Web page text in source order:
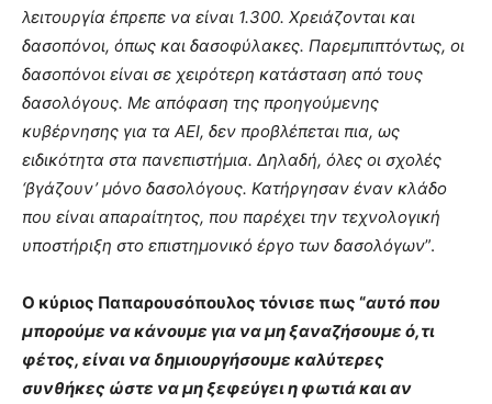
λειτουργία έπρεπε να είναι 1.300. Χρειάζονται και
δασοπόνοι, όπως και δασοφύλακες. Παρεμπιπτόντως, οι
δασοπόνοι είναι σε χειρότερη κατάσταση από τους
δασολόγους. Με απόφαση της προηγούμενης
κυβέρνησης για τα ΑΕΙ, δεν προβλέπεται πια, ως
ειδικότητα στα πανεπιστήμια. Δηλαδή, όλες οι σχολές
‘βγάζουν’ μόνο δασολόγους. Κατήργησαν έναν κλάδο
που είναι απαραίτητος, που παρέχει την τεχνολογική
υποστήριξη στο επιστημονικό έργο των δασολόγων”.
Ο κύριος Παπαρουσόπουλος τόνισε πως “αυτό που
μπορούμε να κάνουμε για να μη ξαναζήσουμε ό,τι
φέτος, είναι να δημιουργήσουμε καλύτερες
συνθήκες ώστε να μη ξεφεύγει η φωτιά και αν